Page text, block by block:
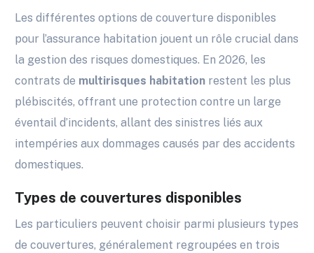
Les différentes options de couverture disponibles
pour l’assurance habitation jouent un rôle crucial dans
la gestion des risques domestiques. En 2026, les
contrats de multirisques habitation restent les plus
plébiscités, offrant une protection contre un large
éventail d’incidents, allant des sinistres liés aux
intempéries aux dommages causés par des accidents
domestiques.
Types de couvertures disponibles
Les particuliers peuvent choisir parmi plusieurs types
de couvertures, généralement regroupées en trois